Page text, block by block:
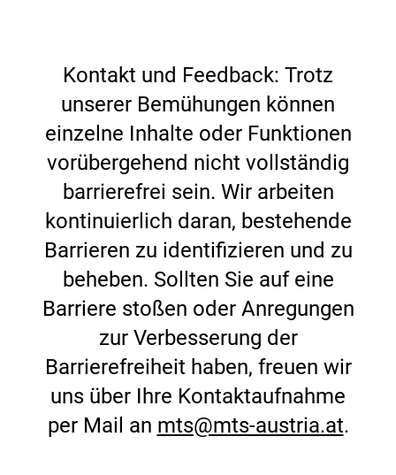
Kontakt und Feedback: Trotz
unserer Bemühungen können
einzelne Inhalte oder Funktionen
vorübergehend nicht vollständig
barrierefrei sein. Wir arbeiten
kontinuierlich daran, bestehende
Barrieren zu identifizieren und zu
beheben. Sollten Sie auf eine
Barriere stoßen oder Anregungen
zur Verbesserung der
Barrierefreiheit haben, freuen wir
uns über Ihre Kontaktaufnahme
per Mail an mts@mts-austria.at.